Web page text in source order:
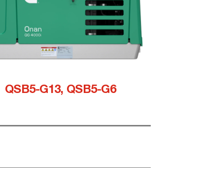
QSB5-G13, QSB5-G6